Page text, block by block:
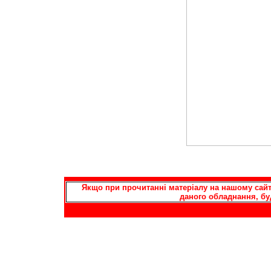
Якщо при прочитанні матеріалу на нашому
даного обладнання,